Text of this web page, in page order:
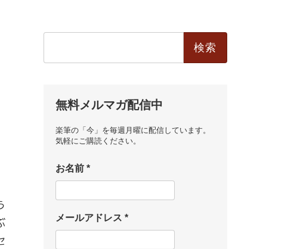
無料メルマガ配信中
楽筆の「今」を毎週月曜に配信しています。
気軽にご購読ください。
お名前*
メールアドレス*